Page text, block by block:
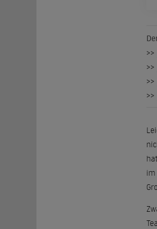
>>
>>
>>
>>
im